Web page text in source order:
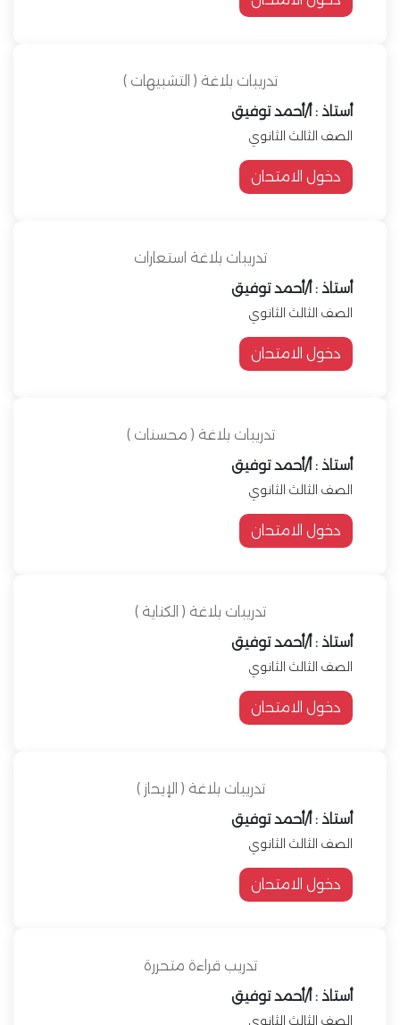
تدريبات بلاغة ( التشبيهات )
أستاذ : أ/أحمد توفيق
الصف الثالث الثانوي
دخول الامتحان
تدريبات بلاغة استعارات
أستاذ : أ/أحمد توفيق
الصف الثالث الثانوي
دخول الامتحان
تدريبات بلاغة ( محسنات )
أستاذ : أ/أحمد توفيق
الصف الثالث الثانوي
دخول الامتحان
تدريبات بلاغة ( الكناية )
أستاذ : أ/أحمد توفيق
الصف الثالث الثانوي
دخول الامتحان
تدريبات بلاغة ( الإيحاز )
أستاذ : أ/أحمد توفيق
الصف الثالث الثانوي
دخول الامتحان
تدريب قراءة متحررة
أستاذ : أ/أحمد توفيق
الصف الثالث الثانوي